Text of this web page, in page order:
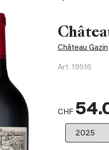
Château Gazin
Art. 19516
CHF